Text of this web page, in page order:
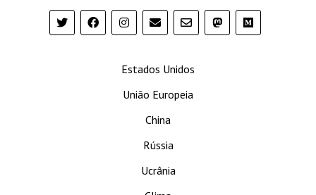
Estados Unidos
União Europeia
China
Rússia
Ucrânia